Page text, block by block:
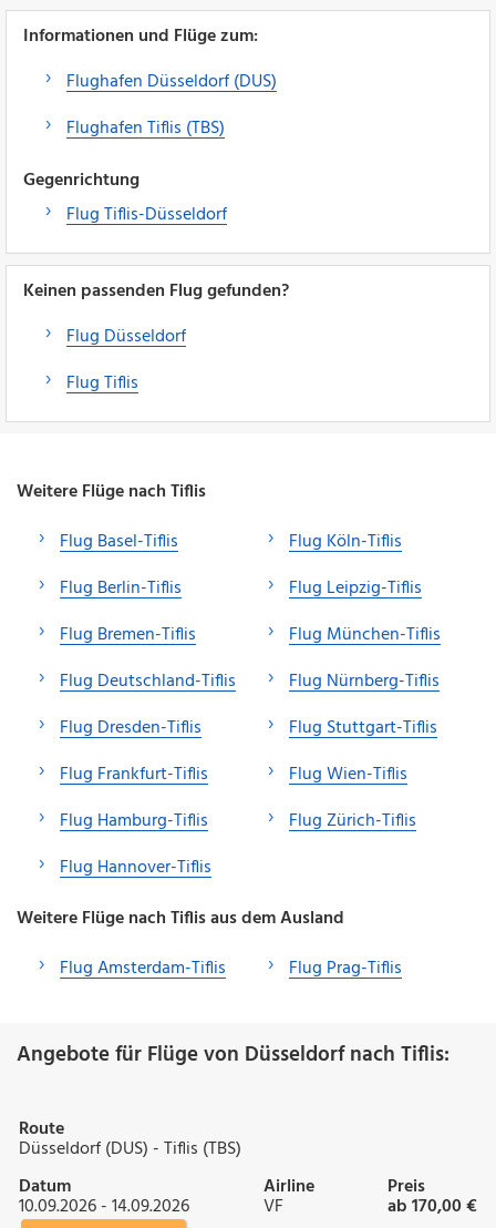
Informationen und Flüge zum:
Flughafen Düsseldorf (DUS)
Flughafen Tiflis (TBS)
Gegenrichtung
Flug Tiflis-Düsseldorf
Keinen passenden Flug gefunden?
Flug Düsseldorf
Flug Tiflis
Weitere Flüge nach Tiflis
Flug Basel-Tiflis
Flug Berlin-Tiflis
Flug Bremen-Tiflis
Flug Deutschland-Tiflis
Flug Dresden-Tiflis
Flug Frankfurt-Tiflis
Flug Hamburg-Tiflis
Flug Hannover-Tiflis
Flug Köln-Tiflis
Flug Leipzig-Tiflis
Flug München-Tiflis
Flug Nürnberg-Tiflis
Flug Stuttgart-Tiflis
Flug Wien-Tiflis
Flug Zürich-Tiflis
Weitere Flüge nach Tiflis aus dem Ausland
Flug Amsterdam-Tiflis
Flug Prag-Tiflis
Angebote für Flüge von Düsseldorf nach Tiflis:
Route
Düsseldorf (DUS) - Tiflis (TBS)
Datum
10.09.2026 - 14.09.2026
Airline
VF
Preis
ab 170,00 €